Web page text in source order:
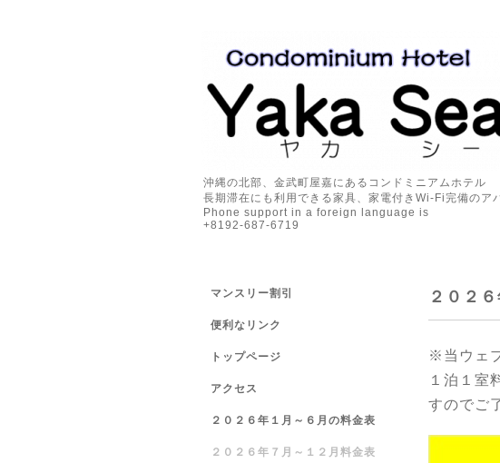
沖縄の北部、金武町屋嘉にあるコンドミニアムホテル
長期滞在にも利用できる家具、家電付きWi-Fi完備のア
Phone support in a foreign language is
+8192-687-6719
２０２
※当ウェ
１泊１室
すのでご
マンスリー割引
便利なリンク
トップページ
アクセス
２０２６年１月～６月の料金表
２０２６年７月～１２月料金表